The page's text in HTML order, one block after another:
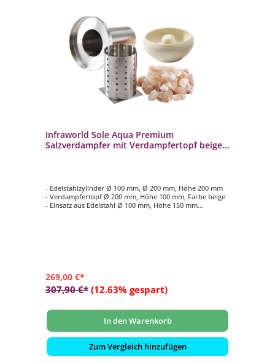
Infraworld Sole Aqua Premium
Salzverdampfer mit Verdampfertopf beige
- Edelstahlzylinder Ø 100 mm, Ø 200 mm, Höhe 200 mm
- Verdampfertopf Ø 200 mm, Höhe 100 mm, Farbe beige
- Einsatz aus Edelstahl Ø 100 mm, Höhe 150 mm
269,00 €*
307,90 €* (12.63% gespart)
In den Warenkorb
Zum Vergleich hinzufügen